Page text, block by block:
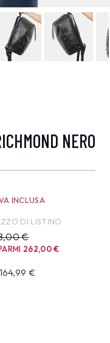
NERO
INCLUSA
DI LISTINO
€
262,00€
164,99 €